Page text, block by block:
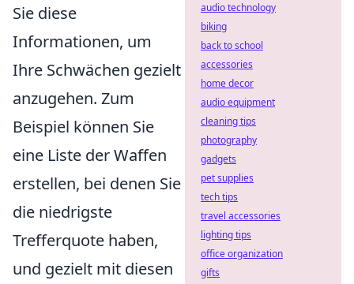
Sie diese
Informationen, um
Ihre Schwächen gezielt
anzugehen. Zum
Beispiel können Sie
eine Liste der Waffen
erstellen, bei denen Sie
die niedrigste
Trefferquote haben,
und gezielt mit diesen
audio technology
biking
back to school
accessories
home decor
audio equipment
cleaning tips
photography
gadgets
pet supplies
tech tips
travel accessories
lighting tips
office organization
gifts